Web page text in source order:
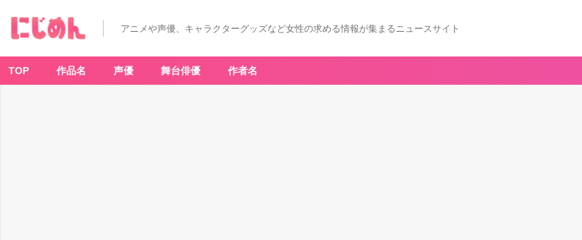
アニメや声優、キャラクターグッズなど女性の求める情報が集まるニュースサイト
TOP 作品名 声優 舞台俳優 作者名